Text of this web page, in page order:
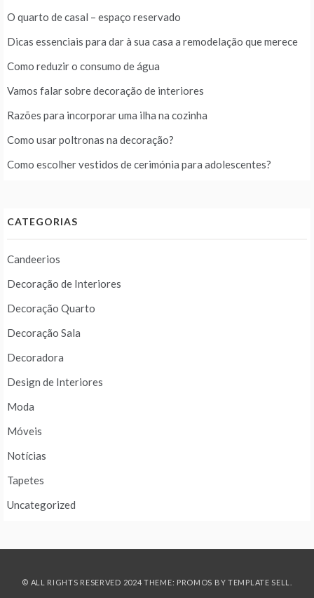
O quarto de casal – espaço reservado
Dicas essenciais para dar à sua casa a remodelação que merece
Como reduzir o consumo de água
Vamos falar sobre decoração de interiores
Razões para incorporar uma ilha na cozinha
Como usar poltronas na decoração?
Como escolher vestidos de cerimónia para adolescentes?
CATEGORIAS
Candeerios
Decoração de Interiores
Decoração Quarto
Decoração Sala
Decoradora
Design de Interiores
Moda
Móveis
Notícias
Tapetes
Uncategorized
© ALL RIGHTS RESERVED 2024 THEME: PROMOS BY TEMPLATE SELL